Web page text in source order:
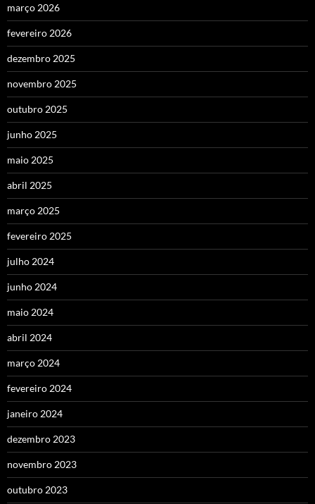
março 2026
fevereiro 2026
dezembro 2025
novembro 2025
outubro 2025
junho 2025
maio 2025
abril 2025
março 2025
fevereiro 2025
julho 2024
junho 2024
maio 2024
abril 2024
março 2024
fevereiro 2024
janeiro 2024
dezembro 2023
novembro 2023
outubro 2023